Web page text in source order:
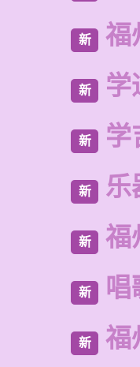
新 福
新 学
新 学
新 乐
新 福
新 唱
新 福